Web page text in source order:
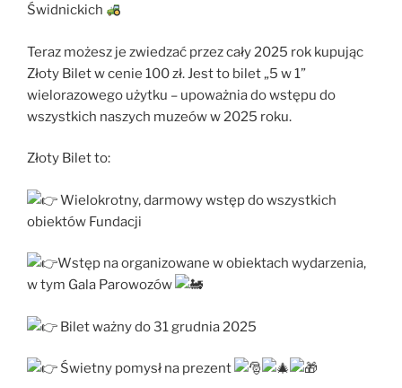
Świdnickich
Teraz możesz je zwiedzać przez cały 2025 rok kupując
Złoty Bilet w cenie 100 zł. Jest to bilet „5 w 1”
wielorazowego użytku – upoważnia do wstępu do
wszystkich naszych muzeów w 2025 roku.
Złoty Bilet to:
Wielokrotny, darmowy wstęp do wszystkich
obiektów Fundacji
Wstęp na organizowane w obiektach wydarzenia,
w tym Gala Parowozów
Bilet ważny do 31 grudnia 2025
Świetny pomysł na prezent